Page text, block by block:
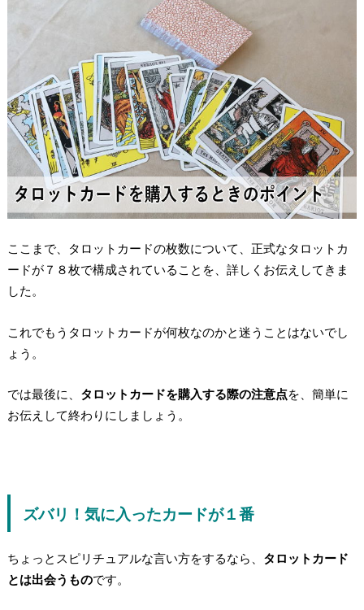
ここまで、タロットカードの枚数について、 正式なタロットカ
ードが７８枚で構成されている ことを、詳しくお伝えしてきま
した。
これでもうタロットカードが何枚なのかと迷うことはないでし
ょう。
では最後に、 タロットカードを購入する際の注意点を、簡単に
お伝えして終わりにしましょう。
ズバリ！気に入ったカードが１番
ちょっとスピリチュアルな言い方をするなら、 タロットカード
とは出会うものです。